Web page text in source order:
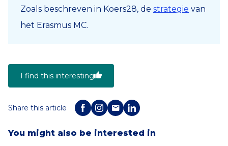
Zoals beschreven in Koers28, de strategie van
het Erasmus MC.
I find this interesting
Share this article
You might also be interested in